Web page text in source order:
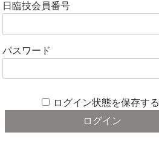
日臨技会員番号
パスワード
ログイン状態を保存する